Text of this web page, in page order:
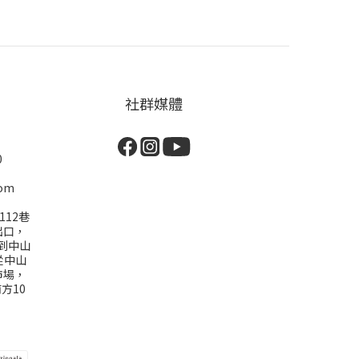
巷
，
中山
中山
，
10
社群媒體